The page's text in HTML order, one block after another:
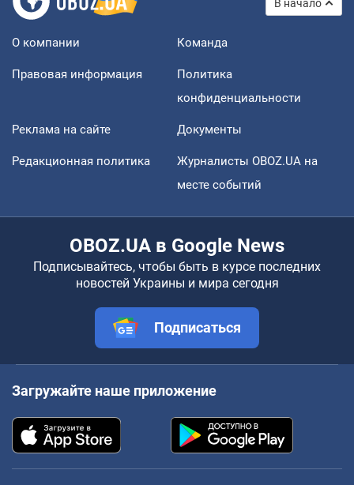
В начало
О компании Команда
Правовая информация
Политика
конфиденциальности
Реклама на сайте Документы
Редакционная политика
Журналисты OBOZ.UA на
месте событий
OBOZ.UA в Google News
Подписывайтесь, чтобы быть в курсе последних
новостей Украины и мира сегодня
Подписаться
Загружайте наше приложение